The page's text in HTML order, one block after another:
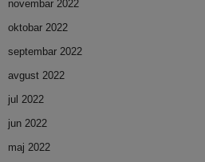
novembar 2022
oktobar 2022
septembar 2022
avgust 2022
jul 2022
jun 2022
maj 2022